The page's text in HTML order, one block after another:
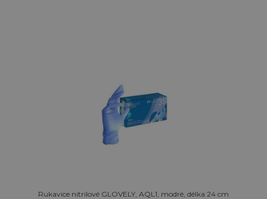
Rukavice nitrilové GLOVELY, AQL1, modré, délka 24 cm